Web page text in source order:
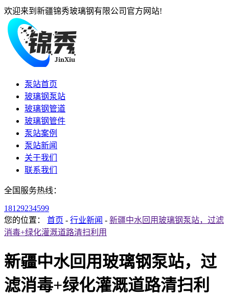
欢迎来到新疆锦秀玻璃钢有限公司官方网站!
泵站首页
玻璃钢泵站
玻璃钢管道
玻璃钢管件
泵站案例
泵站新闻
关于我们
联系我们
全国服务热线：
18129234599
您的位置： 首页 - 行业新闻 - 新疆中水回用玻璃钢泵站，过滤
消毒+绿化灌溉道路清扫利用
新疆中水回用玻璃钢泵站，过
滤消毒+绿化灌溉道路清扫利